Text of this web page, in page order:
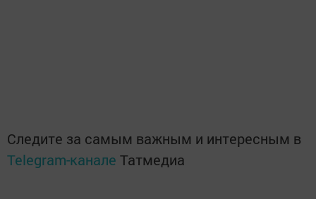
Следите за самым важным и интересным в
Telegram-канале Татмедиа